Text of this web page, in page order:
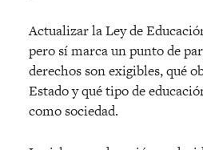
Actualizar la Ley de Educació
pero sí marca un punto de
derechos son exigibles, qué
Estado y quétipo de
como sociedad.